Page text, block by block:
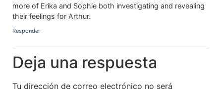
more of Erika and Sophie both investigating and revealing
their feelings for Arthur.
Responder
Deja una respuesta
Tu dirección de correo electrónico no será